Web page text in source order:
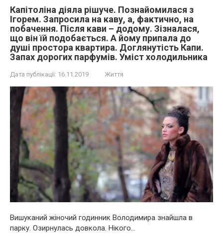
Капітоліна діяла рішуче. Познайомилася з
Ігорем. Запросила на каву, а, фактично, на
побачення. Після кави – додому. Зізналася,
що він їй подобається. А йому припала до
душі простора квартира. Доглянутість Капи.
Запах дорогих парфумів. Уміст холодильника
Дата публікації: 16.11.2019 Життя
Вишуканий жіночий годинник Володимира знайшла в
парку. Озирнулась довкола. Нікого…